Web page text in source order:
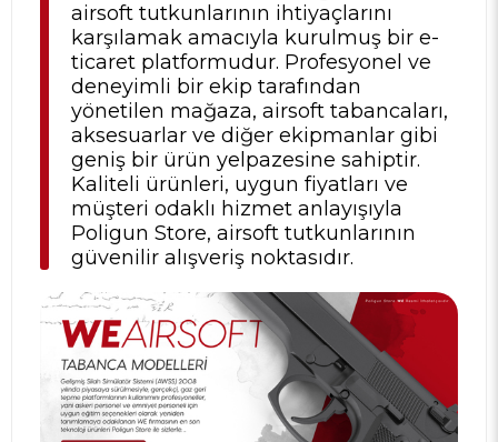
airsoft tutkunlarının ihtiyaçlarını
karşılamak amacıyla kurulmuş bir e-
ticaret platformudur. Profesyonel ve
deneyimli bir ekip tarafından
yönetilen mağaza, airsoft tabancaları,
aksesuarlar ve diğer ekipmanlar gibi
geniş bir ürün yelpazesine sahiptir.
Kaliteli ürünleri, uygun fiyatları ve
müşteri odaklı hizmet anlayışıyla
Poligun Store, airsoft tutkunlarının
güvenilir alışveriş noktasıdır.